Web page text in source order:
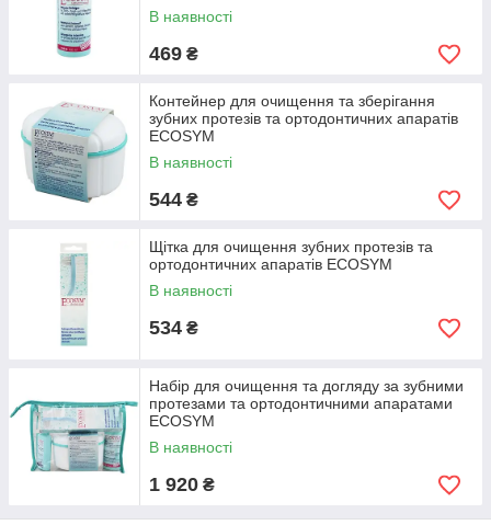
В наявності
469 ₴
Контейнер для очищення та зберігання
зубних протезів та ортодонтичних апаратів
ECOSYM
В наявності
544 ₴
Щітка для очищення зубних протезів та
ортодонтичних апаратів ECOSYM
В наявності
534 ₴
Набір для очищення та догляду за зубними
протезами та ортодонтичними апаратами
ECOSYM
В наявності
1 920 ₴